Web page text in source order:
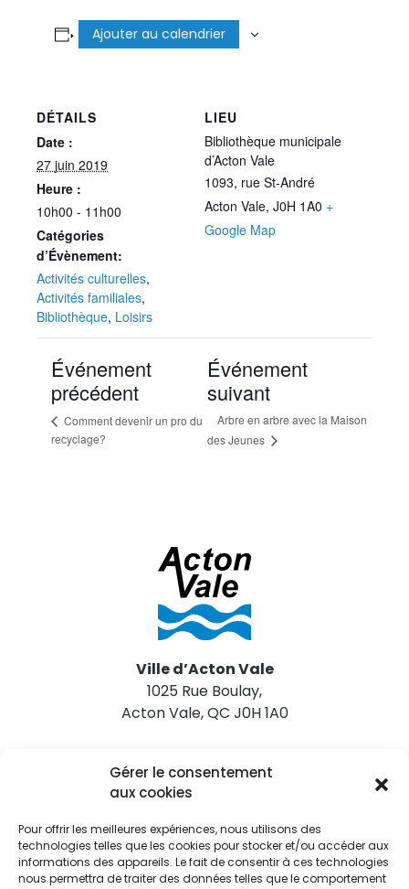
Gérer le consentement
aux cookies
Pour offrir les meilleures expériences, nous utilisons des
technologies telles que les cookies pour stocker et/ou accéder aux
informations des appareils. Le fait de consentir à ces technologies
nous permettra de traiter des données telles que le comportement
Ajouter au calendrier
DÉTAILS
Date :
27 juin 2019
Heure :
10h00 - 11h00
Catégories
d’Évènement:
Activités culturelles,
Activités familiales,
Bibliothèque, Loisirs
LIEU
Bibliothèque municipale
d’Acton Vale
1093, rue St-André
Acton Vale, J0H 1A0 +
Google Map
Événement
précédent
Comment devenir un pro du
recyclage?
Événement
suivant
Arbre en arbre avec la Maison
des Jeunes
Ville d’Acton Vale
1025 Rue Boulay,
Acton Vale, QC J0H 1A0
Nous joindre
Tél. 450 546-2703